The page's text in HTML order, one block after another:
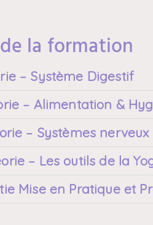
la formation
– Système Digestif
– Alimentation &
– Systèmes
– Les outils de la
Mise en Pratique et